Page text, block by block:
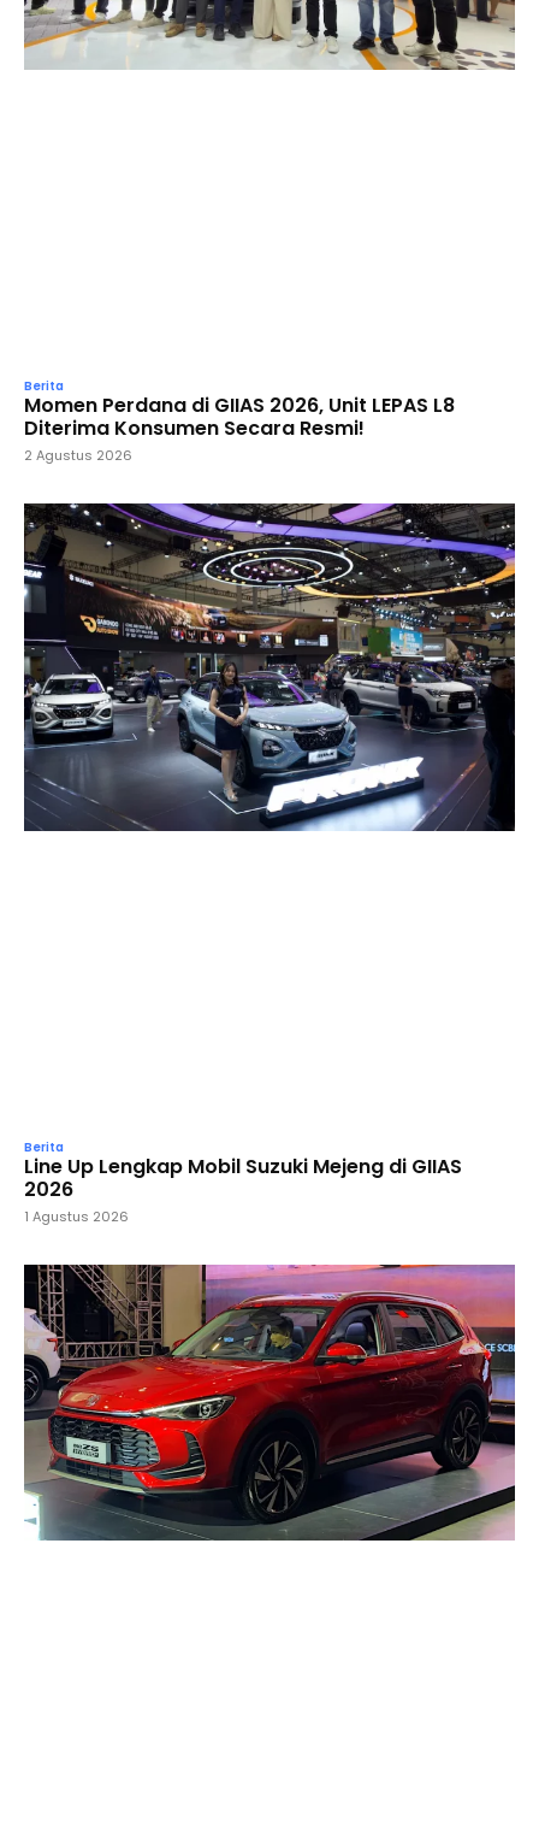
Berita
Momen Perdana di GIIAS 2026, Unit LEPAS L8
Diterima Konsumen Secara Resmi!
2 Agustus 2026
Berita
Line Up Lengkap Mobil Suzuki Mejeng di GIIAS
2026
1 Agustus 2026